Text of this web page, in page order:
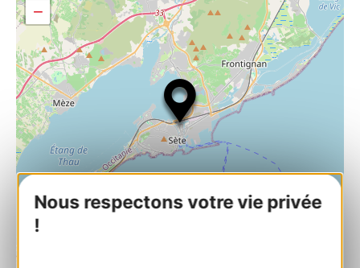
Nous respectons votre vie privée
!
−